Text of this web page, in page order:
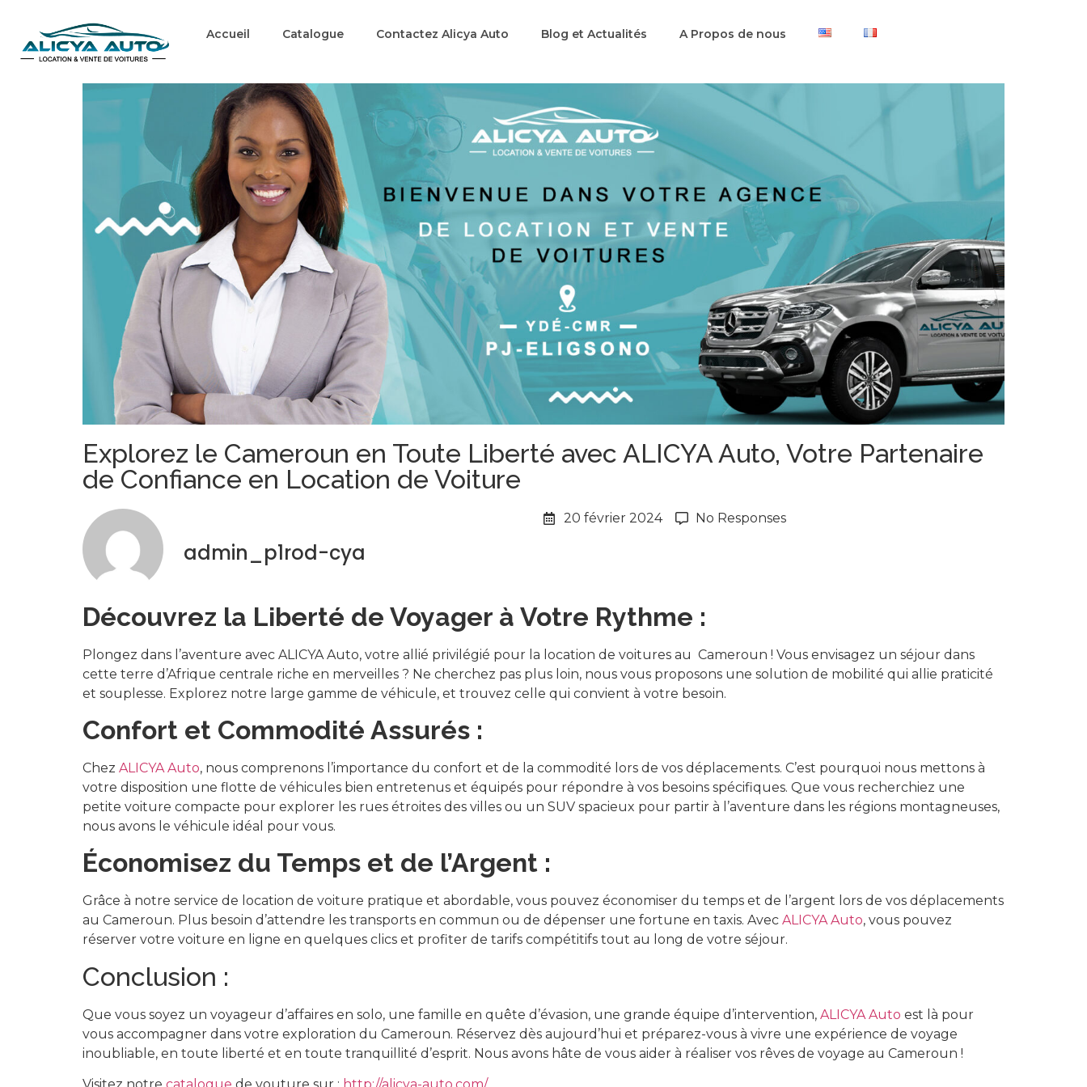
Accueil Catalogue Contactez Alicya Auto Blog et Actualités A Propos de nous
Explorez le Cameroun en Toute Liberté avec ALICYA Auto, Votre Partenaire
de Confiance en Location de Voiture
admin_p1rod-cya
20 février 2024 No Responses
Découvrez la Liberté de Voyager à Votre Rythme :
Plongez dans l’aventure avec ALICYA Auto, votre allié privilégié pour la location de voitures au Cameroun ! Vous envisagez un séjour dans
cette terre d’Afrique centrale riche en merveilles ? Ne cherchez pas plus loin, nous vous proposons une solution de mobilité qui allie praticité
et souplesse. Explorez notre large gamme de véhicule, et trouvez celle qui convient à votre besoin.
Confort et Commodité Assurés :
Chez ALICYA Auto, nous comprenons l’importance du confort et de la commodité lors de vos déplacements. C’est pourquoi nous mettons à
votre disposition une flotte de véhicules bien entretenus et équipés pour répondre à vos besoins spécifiques. Que vous recherchiez une
petite voiture compacte pour explorer les rues étroites des villes ou un SUV spacieux pour partir à l’aventure dans les régions montagneuses,
nous avons le véhicule idéal pour vous.
Économisez du Temps et de l’Argent :
Grâce à notre service de location de voiture pratique et abordable, vous pouvez économiser du temps et de l’argent lors de vos déplacements
au Cameroun. Plus besoin d’attendre les transports en commun ou de dépenser une fortune en taxis. Avec ALICYA Auto, vous pouvez
réserver votre voiture en ligne en quelques clics et profiter de tarifs compétitifs tout au long de votre séjour.
Conclusion :
Que vous soyez un voyageur d’affaires en solo, une famille en quête d’évasion, une grande équipe d’intervention, ALICYA Auto est là pour
vous accompagner dans votre exploration du Cameroun. Réservez dès aujourd’hui et préparez-vous à vivre une expérience de voyage
inoubliable, en toute liberté et en toute tranquillité d’esprit. Nous avons hâte de vous aider à réaliser vos rêves de voyage au Cameroun !